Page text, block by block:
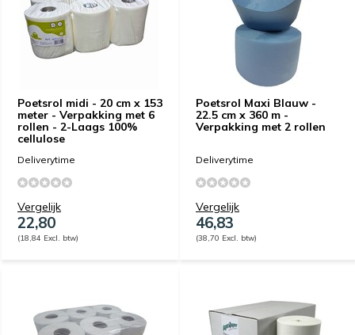
Poetsrol midi - 20 cm x 153
meter - Verpakking met 6
rollen - 2-Laags 100%
cellulose
Deliverytime
Vergelijk
22,80
(18,84 Excl. btw)
Poetsrol Maxi Blauw -
22.5 cm x 360 m -
Verpakking met 2 rollen
Deliverytime
Vergelijk
46,83
(38,70 Excl. btw)